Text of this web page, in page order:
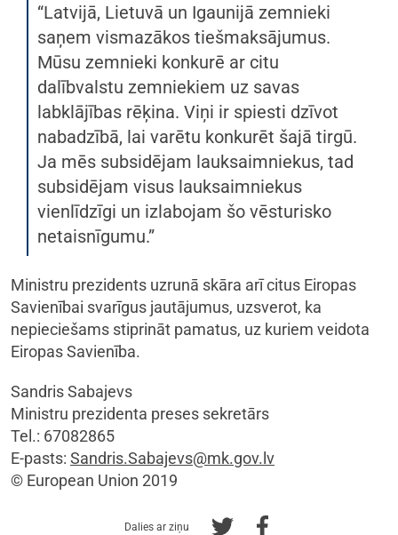
“Latvijā, Lietuvā un Igaunijā zemnieki
saņem vismazākos tiešmaksājumus.
Mūsu zemnieki konkurē ar citu
dalībvalstu zemniekiem uz savas
labklājības rēķina. Viņi ir spiesti dzīvot
nabadzībā, lai varētu konkurēt šajā tirgū.
Ja mēs subsidējam lauksaimniekus, tad
subsidējam visus lauksaimniekus
vienlīdzīgi un izlabojam šo vēsturisko
netaisnīgumu.”
Ministru prezidents uzrunā skāra arī citus Eiropas
Savienībai svarīgus jautājumus, uzsverot, ka
nepieciešams stiprināt pamatus, uz kuriem veidota
Eiropas Savienība.
Sandris Sabajevs
Ministru prezidenta preses sekretārs
Tel.: 67082865
E-pasts: Sandris.Sabajevs@mk.gov.lv
© European Union 2019
Dalies ar ziņu